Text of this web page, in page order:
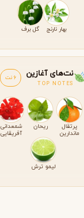
بهار نارنج گل برف
نت‌های آغازین
TOP NOTES
6 نت
پرتقال
ماندارین
ریحان
شمعدانی
آفریقایی
لیمو ترش